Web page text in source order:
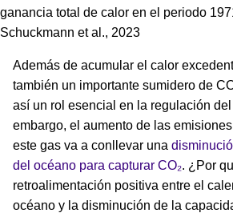
ganancia total de calor en el periodo
Schuckmann et al., 2023
Además de acumular el calor
también un importante sumidero de
así un rol esencial en la regulación
embargo, el aumento de las
este gas va a conllevar una
del océano para capturar CO₂. ¿Por
retroalimentación positiva entre el
océano y la disminución de la